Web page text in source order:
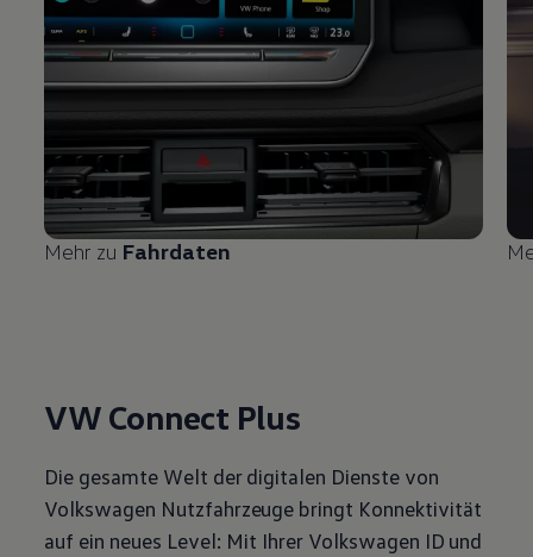
Mehr zu Fahrdaten
VW Connect Plus
Die gesamte Welt der digitalen Dienste von
Volkswagen Nutzfahrzeuge bringt Konnektivität
auf ein neues Level: Mit Ihrer Volkswagen ID und